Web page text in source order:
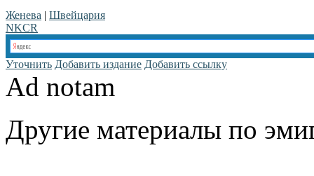
Женева | Швейцария
NKCR
Уточнить Добавить издание Добавить ссылку
Ad notam
Другие материалы по